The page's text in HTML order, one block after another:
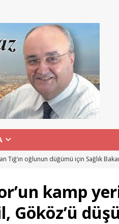
Tığ’ın oğlunun düğümü için Sağlık
şehit aileleri ve gazilere
kamp
Gököz’ü